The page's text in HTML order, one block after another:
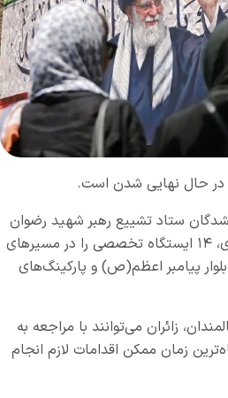
در حال نهایی شدن است.
ستاد تشییع رهبر شهید رضوان
الله تعالی، با هدف تسهیل خدمت‌رسانی به زائران و مدیریت موارد احتمالی مفقودی، ۱۴ ایستگاه تخصصی را در مسیرهای
پیامبر اعظم(ص) و پارکینگ‌های
زائران می‌توانند با مراجعه به
تا در کوتاه‌ترین زمان ممکن اقدامات لازم انجام